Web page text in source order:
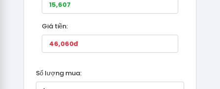
Giá tiền:
Số lượng mua: